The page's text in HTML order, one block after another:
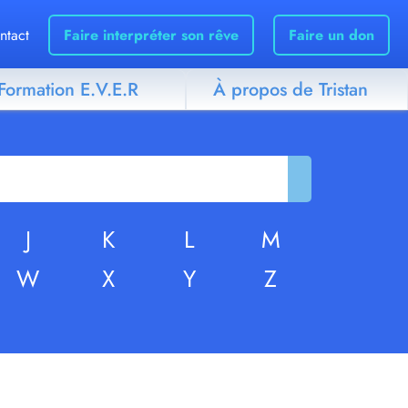
Faire interpréter son rêve Faire un don
E.V.E.R À propos de Tristan
J K L
M
W X Y Z